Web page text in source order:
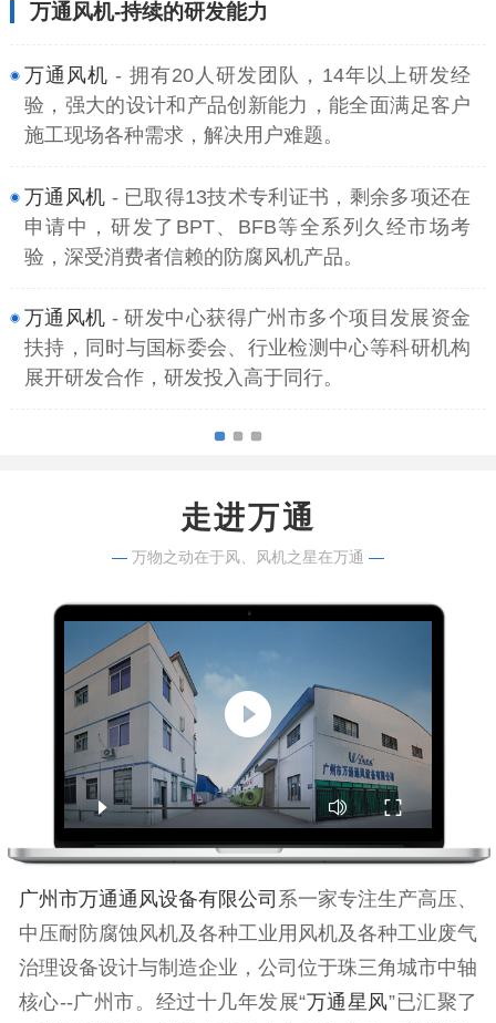
万通风机-持续的研发能力
万通风机 - 拥有20人研发团队，14年以上研发经
验，强大的设计和产品创新能力，能全面满足客户
施工现场各种需求，解决用户难题。
万通风机 - 已取得13技术专利证书，剩余多项还在
申请中，研发了BPT、BFB等全系列久经市场考
验，深受消费者信赖的防腐风机产品。
万通风机 - 研发中心获得广州市多个项目发展资金
扶持，同时与国标委会、行业检测中心等科研机构
展开研发合作，研发投入高于同行。
走进万通
— 万物之动在于风、风机之星在万通 —
广州市万通通风设备有限公司 系一家专注生产高压、
中压耐防腐蚀风机及各种工业用风机及各种工业废气
治理设备设计与制造企业，公司位于珠三角城市中轴
核心--广州市。经过十几年发展“万通星风”已汇聚了